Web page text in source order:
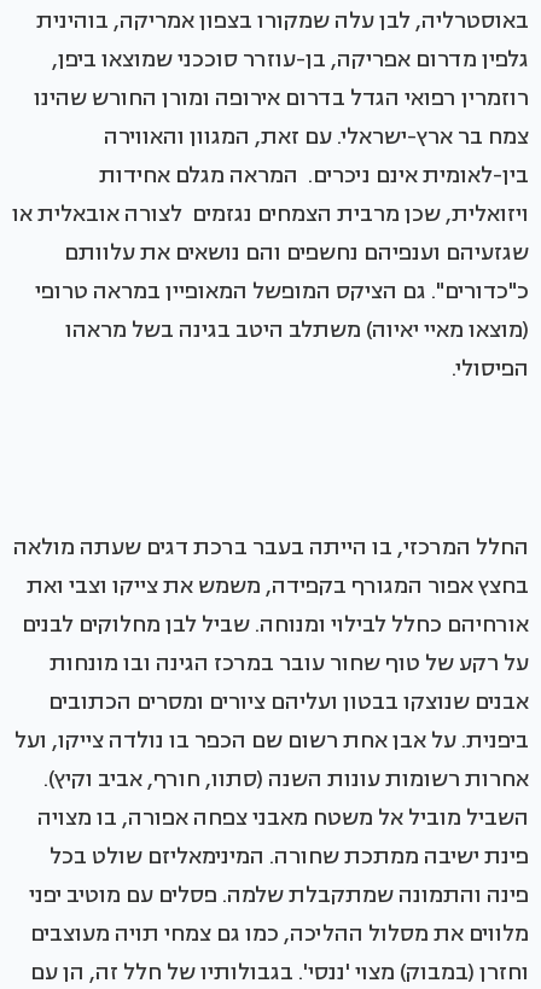
באוסטרליה, לבן עלה שמקורו בצפון אמריקה, בוהינית
גלפין מדרום אפריקה, בן-עוזרר סוככני שמוצאו ביפן,
רוזמרין רפואי הגדל בדרום אירופה ומורן החורש שהינו
צמח בר ארץ-ישראלי. עם זאת, המגוון והאווירה
בין-לאומית אינם ניכרים. המראה מגלם אחידות
ויזואלית, שכן מרבית הצמחים נגזמים לצורה אובאלית או
שגזעיהם וענפיהם נחשפים והם נושאים את עלוותם
כ"כדורים". גם הציקס המופשל המאופיין במראה טרופי
(מוצאו מאיי יאיוה) משתלב היטב בגינה בשל מראהו
הפיסולי.
החלל המרכזי, בו הייתה בעבר ברכת דגים שעתה מולאה
בחצץ אפור המגורף בקפידה, משמש את צייקו וצבי ואת
אורחיהם כחלל לבילוי ומנוחה. שביל לבן מחלוקים לבנים
על רקע של טוף שחור עובר במרכז הגינה ובו מונחות
אבנים שנוצקו בבטון ועליהם ציורים ומסרים הכתובים
ביפנית. על אבן אחת רשום שם הכפר בו נולדה צייקו, ועל
אחרות רשומות עונות השנה (סתוו, חורף, אביב וקיץ).
השביל מוביל אל משטח מאבני צפחה אפורה, בו מצויה
פינת ישיבה ממתכת שחורה. המינימאליזם שולט בכל
פינה והתמונה שמתקבלת שלמה. פסלים עם מוטיב יפני
מלווים את מסלול ההליכה, כמו גם צמחי תויה מעוצבים
וחזרן (במבוק) מצוי 'ננסי'. בגבולותיו של חלל זה, הן עם